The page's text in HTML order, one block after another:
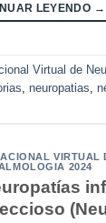
LEYENDO →
Virtual de
neuropatias
VIRTUAL
2024